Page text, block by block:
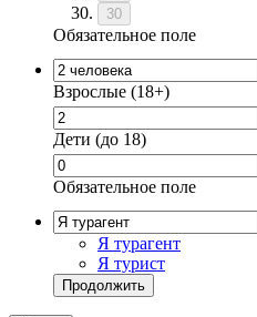
30
Обязательное поле
Взрослые (18+)
Дети (до 18)
Обязательное поле
Я турагент
Я турист
Продолжить